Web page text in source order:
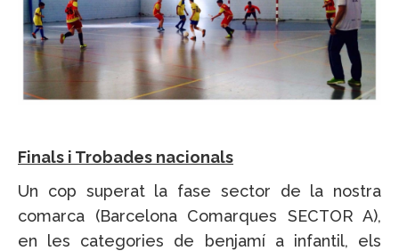
Finals i Trobades nacionals
Un cop superat la fase sector de la nostra
comarca (Barcelona Comarques SECTOR A),
en les categories de benjamí a infantil, els